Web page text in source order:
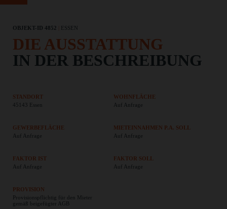
OBJEKT-ID 4852 ESSEN
DIE AUSSTATTUNG
IN DER BESCHREIBUNG
STANDORT
45143 Essen
WOHNFLÄCHE
Auf Anfrage
GEWERBEFLÄCHE
Auf Anfrage
MIETEINNAHMEN P.A. SOLL
Auf Anfrage
FAKTOR IST
Auf Anfrage
FAKTOR SOLL
Auf Anfrage
PROVISION
Provisionspflichtig für den Mieter
gemäß beigefügter AGB